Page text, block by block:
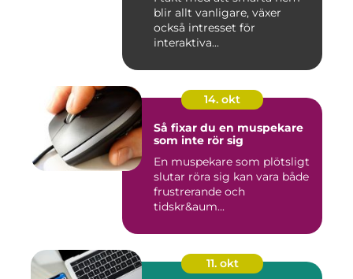
blir allt vanligare, växer
också intresset för
interaktiva...
14. okt
Så fixar du en muspekare
som inte rör sig
En muspekare som plötsligt
slutar röra sig kan vara både
frustrerande och
tidskr&aum...
11. okt